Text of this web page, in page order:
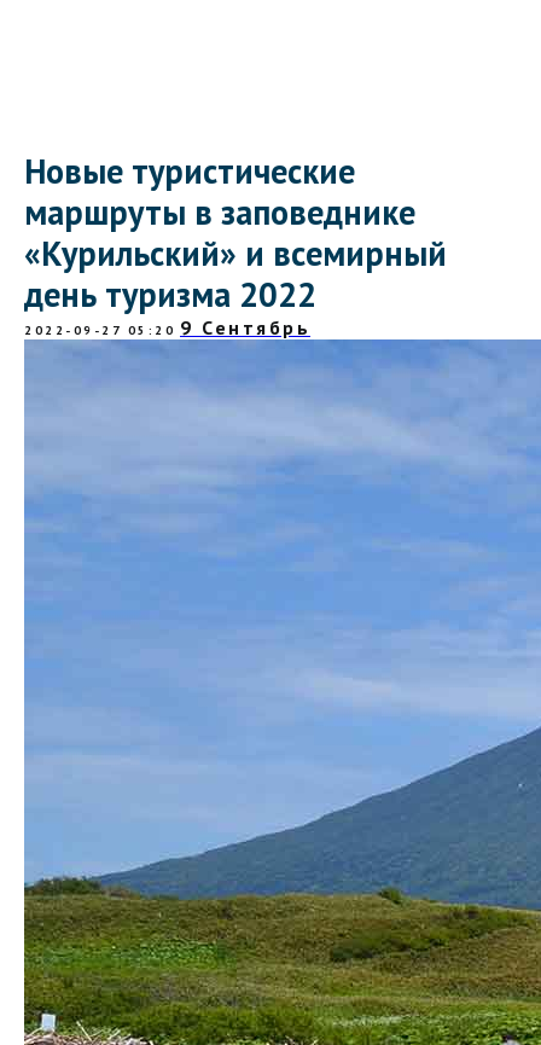
Новые туристические
маршруты в заповеднике
«Курильский» и всемирный
день туризма 2022
2022-09-27 05:20 9 Сентябрь